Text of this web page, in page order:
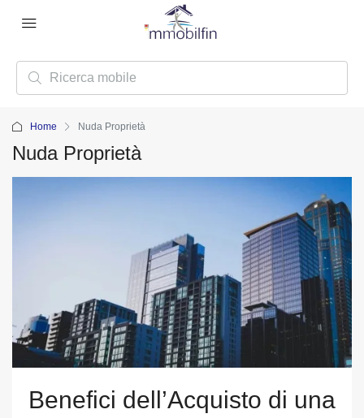
Home Nuda Proprietà
Nuda Proprietà
Benefici dell’Acquisto di una